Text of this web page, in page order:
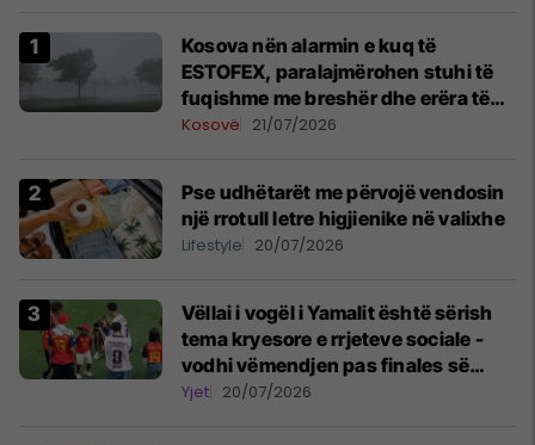
Kosova nën alarmin e kuq të
ESTOFEX, paralajmërohen stuhi të
fuqishme me breshër dhe erëra të
forta
Kosovë 21/07/2026
Pse udhëtarët me përvojë vendosin
një rrotull letre higjienike në valixhe
Lifestyle 20/07/2026
Vëllai i vogël i Yamalit është sërish
tema kryesore e rrjeteve sociale -
vodhi vëmendjen pas finales së
Kupës së Botës
Yjet 20/07/2026